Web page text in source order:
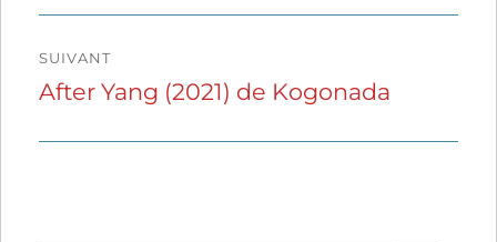
SUIVANT
Publication
After Yang (2021) de Kogonada